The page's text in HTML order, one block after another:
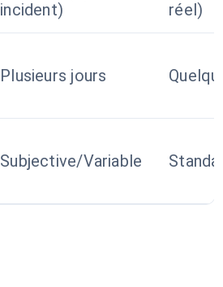
incident)
réel)
Plusieurs jours
Subjective/Variable